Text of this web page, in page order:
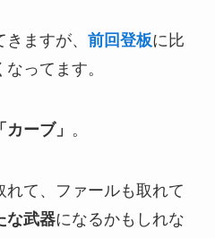
ますが、 前回登板に比
ってます。
カーブ」 。
れて、ファールも取れて
な武器になるかもしれな